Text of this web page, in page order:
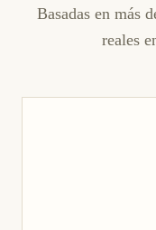
Basadas en más
reales